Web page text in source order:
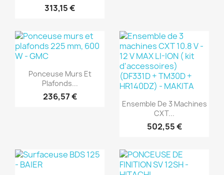
313,15 €
Aperçu rapide
Ponceuse Murs Et
Plafonds...
236,57 € Aperçu rapide
Ensemble De 3 Machines
CXT...
502,55 €
(1)